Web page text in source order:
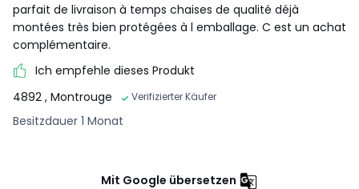
parfait de livraison à temps chaises de qualité déjà
montées très bien protégées à l emballage. C est un achat
complémentaire.
Ich empfehle dieses Produkt
4892 , Montrouge Verifizierter Käufer
Besitzdauer 1 Monat
Mit Google übersetzen